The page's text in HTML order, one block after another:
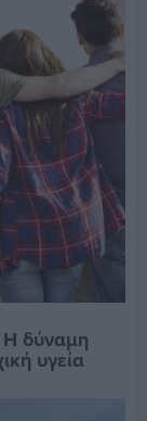
Η δύναμη
υγεία